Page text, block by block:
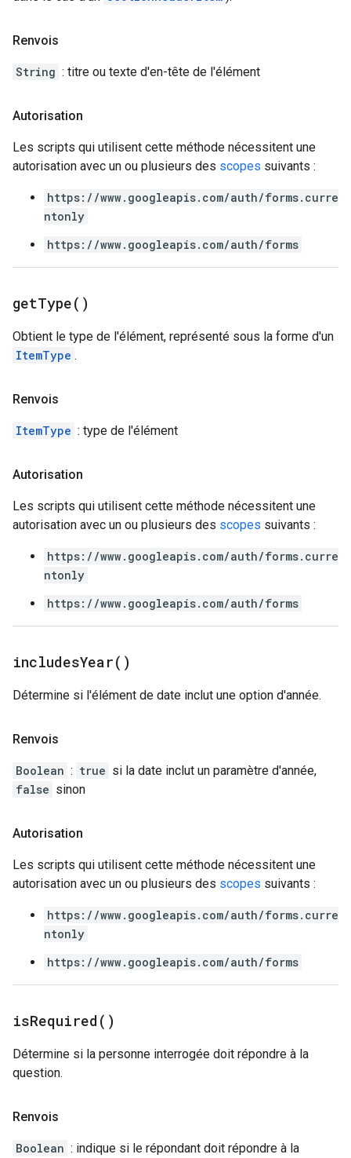
Renvois
String : titre ou texte d'en-tête de l'élément
Autorisation
Les scripts qui utilisent cette méthode nécessitent une
autorisation avec un ou plusieurs des scopes suivants :
https://www.googleapis.com/auth/forms.curre
ntonly
https://www.googleapis.com/auth/forms
getType( )
Obtient le type de l'élément, représenté sous la forme d'un
ItemType .
Renvois
ItemType : type de l'élément
Autorisation
Les scripts qui utilisent cette méthode nécessitent une
autorisation avec un ou plusieurs des scopes suivants :
https://www.googleapis.com/auth/forms.curre
ntonly
https://www.googleapis.com/auth/forms
includesYear( )
Détermine si l'élément de date inclut une option d'année.
Renvois
Boolean : true si la date inclut un paramètre d'année,
false sinon
Autorisation
Les scripts qui utilisent cette méthode nécessitent une
autorisation avec un ou plusieurs des scopes suivants :
https://www.googleapis.com/auth/forms.curre
ntonly
https://www.googleapis.com/auth/forms
isRequired( )
Détermine si la personne interrogée doit répondre à la
question.
Renvois
Boolean : indique si le répondant doit répondre à la